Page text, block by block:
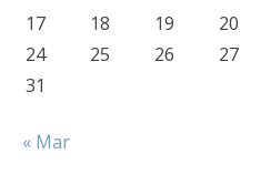
17
18 19 20
24
25 26 27
31
« Mar